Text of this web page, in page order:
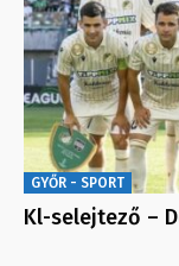
GYŐR - SPORT
Kl-selejtező –